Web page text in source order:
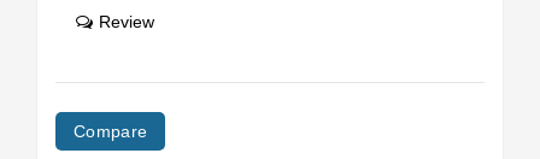
Review
Compare